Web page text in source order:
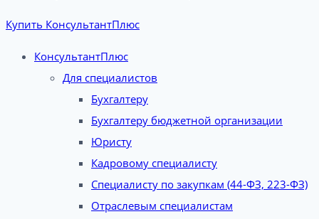
Купить КонсультантПлюс
КонсультантПлюс
Для специалистов
Бухгалтеру
Бухгалтеру бюджетной организации
Юристу
Кадровому специалисту
Специалисту по закупкам (44-ФЗ, 223-ФЗ)
Отраслевым специалистам